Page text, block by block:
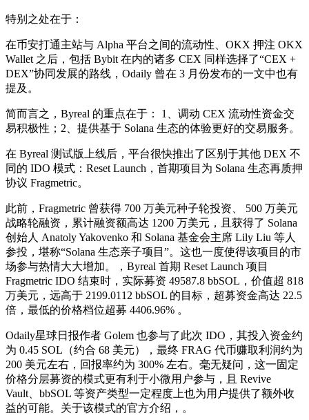
特别之处在于：
在币安打通主站与 Alpha 平台之间的流动性、OKX 押注 OKX
Wallet 之后，包括 Bybit 在内的诸多 CEX 同样选择了“CEX +
DEX”协同发展的路线，Odaily 曾在 3 月份发布的一文中也有
提及。
简而言之，Byreal 的重点在于： 1、调动 CEX 流动性资金交
易积极性；2、提供基于 Solana 生态的体验更好的交易服务。
在 Byreal 测试版上线后，平台很快推出了区别于其他 DEX 不
同的 IDO 模式：Reset Launch，首期项目为 Solana 生态再质押
协议 Fragmetric。
此前，Fragmetric 曾获得 700 万美元种子轮投资、 500 万美元
战略轮融资，累计融资额高达 1200 万美元，且获得了 Solana
创始人 Anatoly Yakovenko 和 Solana 基金会主席 Lily Liu 等人
参投，堪称“Solana 生态亲子项目”。这也一度使得该项目的市
场参与热情大大增加。，Byreal 首期 Reset Launch 项目
Fragmetric IDO 结束时，实际募资 49587.8 bbSOL，价值超 818
万美元，远高于 2199.0112 bbSOL 的目标，超募资金高达 22.5
倍，最低的价格档位超募 4406.96% 。
Odaily星球日报作者 Golem 也参与了此次 IDO，其投入资金约
为 0.45 SOL（约合 68 美元），最终 FRAG 代币赚取利润约为
200 美元左右，回报率约为 300% 左右。毫无疑问，这一固定
价格分层募资的模式更有利于小微用户参与，且 Revive
Vault、bbSOL 等资产类型一定程度上也为用户提供了额外收
益的可能。关于该模式的官方介绍，。